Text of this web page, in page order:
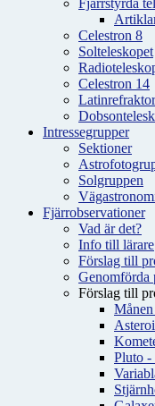
Fjärrstyrda
Celestron 8
Solteleskopet
Celestron 14
Intressegrupper
Sektioner
Solgruppen
Fjärrobservationer
Vad är det?
Info till lärare
Förslag till
Genomförda
Förslag till
Pluto -